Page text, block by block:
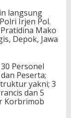
langsung
Irjen Pol.
Mako
Depok, Jawa
Personel
Peserta;
yakni; 3
dan 5
Korbrimob